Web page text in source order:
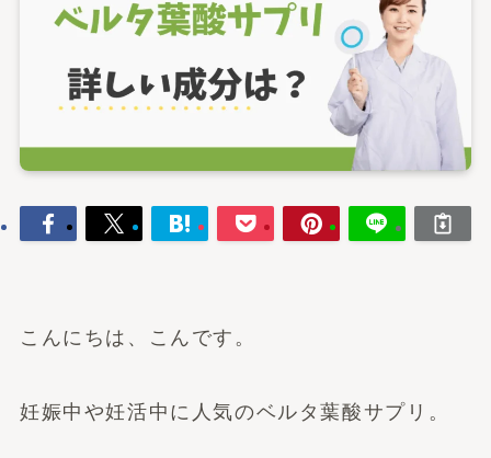
こんにちは、こんです。
妊娠中や妊活中に人気のベルタ葉酸サプリ。